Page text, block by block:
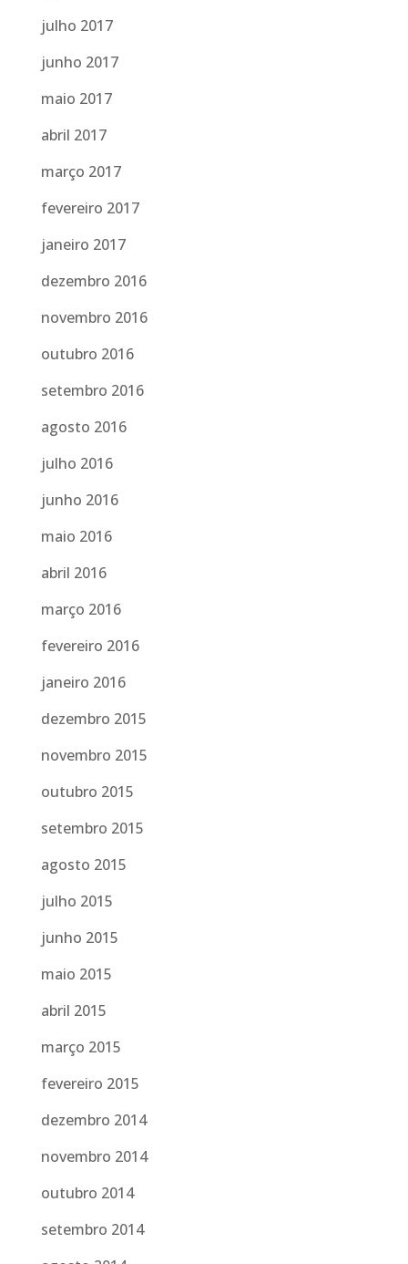
julho 2017
junho 2017
maio 2017
abril 2017
março 2017
fevereiro 2017
janeiro 2017
dezembro 2016
novembro 2016
outubro 2016
setembro 2016
agosto 2016
julho 2016
junho 2016
maio 2016
abril 2016
março 2016
fevereiro 2016
janeiro 2016
dezembro 2015
novembro 2015
outubro 2015
setembro 2015
agosto 2015
julho 2015
junho 2015
maio 2015
abril 2015
março 2015
fevereiro 2015
dezembro 2014
novembro 2014
outubro 2014
setembro 2014